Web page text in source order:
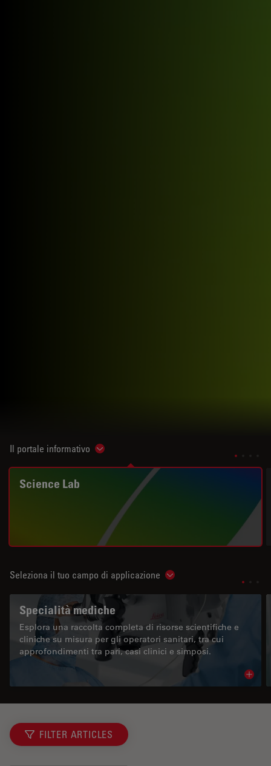
Il portale informativo Show subnavigation
Science Lab
Seleziona il tuo campo di applicazione Show subnavigation
Specialità mediche
Esplora una raccolta completa di risorse scientifiche e
cliniche su misura per gli operatori sanitari, tra cui
approfondimenti tra pari, casi clinici e simposi.
FILTER ARTICLES